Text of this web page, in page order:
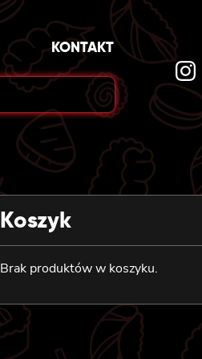
KONTAKT
Koszyk
Brak produktów w koszyku.